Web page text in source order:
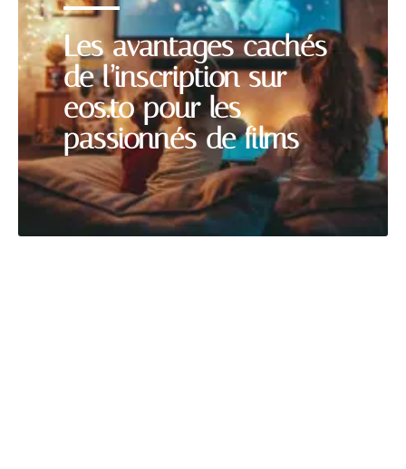
Les avantages cachés
de l’inscription sur
eos.to pour les
passionnés de films